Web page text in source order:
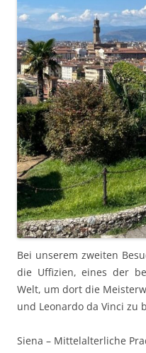
Bei unserem zweiten
die Uffizien, eines der
Welt, um dort die
und Leonardo da Vinci zu
Siena – Mittelalterliche